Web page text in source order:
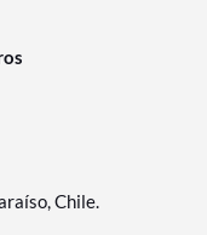
Chile.